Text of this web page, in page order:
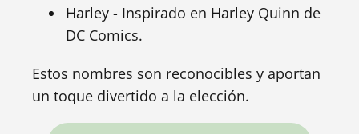
Harley - Inspirado en Harley Quinn de
DC Comics.
Estos nombres son reconocibles y aportan
un toque divertido a la elección.